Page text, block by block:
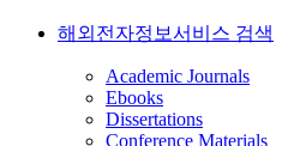
해외전자정보서비스 검색
Academic Journals
Ebooks
Dissertations
Conference Materials